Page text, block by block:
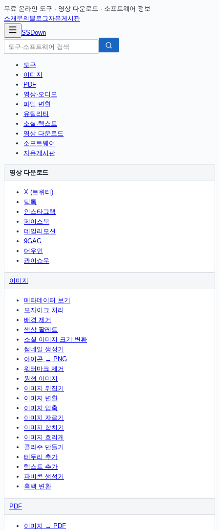
무료 온라인 도구 · 영상 다운로드 · 소프트웨어 정보
소개 문의 블로그자유게시판
SSDown
도구
이미지
PDF
영상·오디오
파일 변환
유틸리티
소셜·텍스트
영상 다운로드
소프트웨어
자유게시판
영상 다운로드
X (트위터)
틱톡
인스타그램
페이스북
데일리모션
9GAG
더우인
콰이쇼우
이미지
메타데이터 보기
모자이크 처리
배경 제거
색상 팔레트
소셜 이미지 크기 변환
썸네일 생성기
아이콘 → PNG
워터마크 제거
원형 이미지
이미지 뒤집기
이미지 변환
이미지 압축
이미지 자르기
이미지 합치기
이미지 흐리게
콜라주 만들기
테두리 추가
텍스트 추가
파비콘 생성기
흑백 변환
PDF
이미지 → PDF